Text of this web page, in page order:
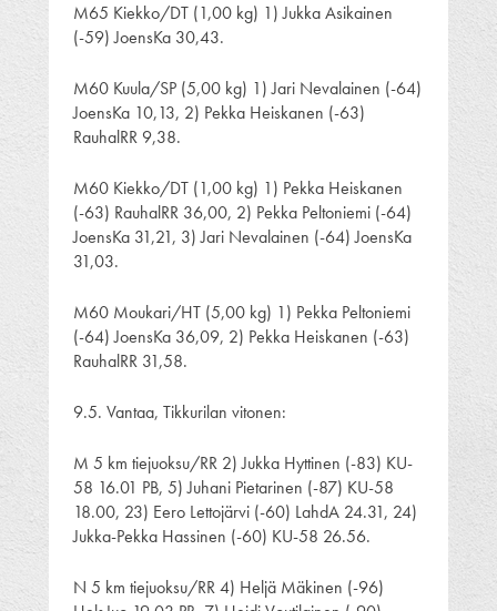
M65 Kiekko/DT (1,00 kg) 1) Jukka Asikainen
(-59) JoensKa 30,43.
M60 Kuula/SP (5,00 kg) 1) Jari Nevalainen (-64)
JoensKa 10,13, 2) Pekka Heiskanen (-63)
RauhalRR 9,38.
M60 Kiekko/DT (1,00 kg) 1) Pekka Heiskanen
(-63) RauhalRR 36,00, 2) Pekka Peltoniemi (-64)
JoensKa 31,21, 3) Jari Nevalainen (-64) JoensKa
31,03.
M60 Moukari/HT (5,00 kg) 1) Pekka Peltoniemi
(-64) JoensKa 36,09, 2) Pekka Heiskanen (-63)
RauhalRR 31,58.
9.5. Vantaa, Tikkurilan vitonen:
M 5 km tiejuoksu/RR 2) Jukka Hyttinen (-83) KU-
58 16.01 PB, 5) Juhani Pietarinen (-87) KU-58
18.00, 23) Eero Lettojärvi (-60) LahdA 24.31, 24)
Jukka-Pekka Hassinen (-60) KU-58 26.56.
N 5 km tiejuoksu/RR 4) Heljä Mäkinen (-96)